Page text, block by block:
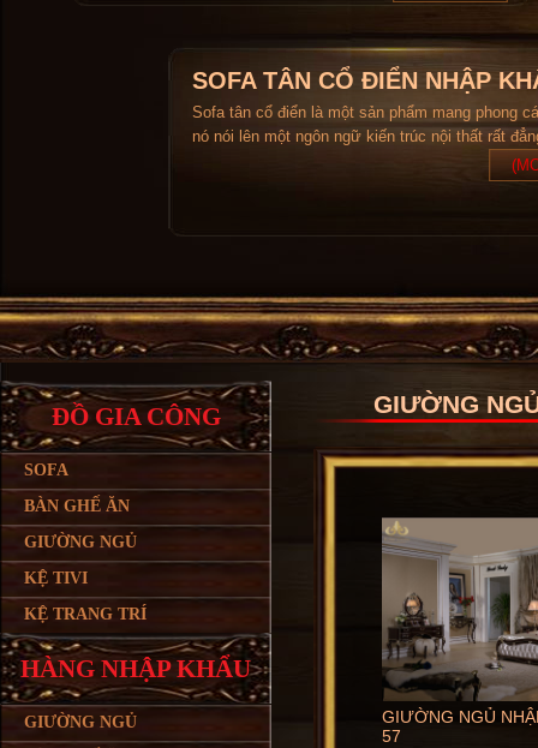
SOFA TÂN CỔ ĐIỂN NHẬP
Sofa tân cổ điển là một sản phẩm mang phong
nó nói lên một ngôn ngữ kiến trúc nội thất rất
ĐỒ GIA CÔNG
SOFA
BÀN GHẾ ĂN
GIƯỜNG NGỦ
KỆ TIVI
KỆ TRANG TRÍ
HÀNG NHẬP KHẨU
GIƯỜNG NGỦ
GIƯỜNG
GIƯỜNG NGỦ
57